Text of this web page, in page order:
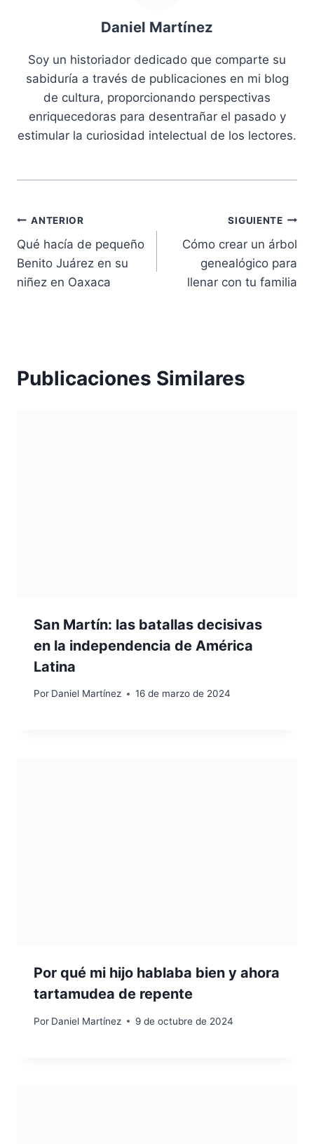
Daniel Martínez
Soy un historiador dedicado que comparte su
sabiduría a través de publicaciones en mi blog
de cultura, proporcionando perspectivas
enriquecedoras para desentrañar el pasado y
estimular la curiosidad intelectual de los lectores.
Navegación
de
entradas
ANTERIOR
Qué hacía de pequeño
Benito Juárez en su
niñez en Oaxaca
SIGUIENTE
Cómo crear un árbol
genealógico para
llenar con tu familia
Publicaciones Similares
San Martín: las batallas decisivas
en la independencia de América
Latina
Por Daniel Martínez 16 de marzo de 2024
Por qué mi hijo hablaba bien y ahora
tartamudea de repente
Por Daniel Martínez 9 de octubre de 2024